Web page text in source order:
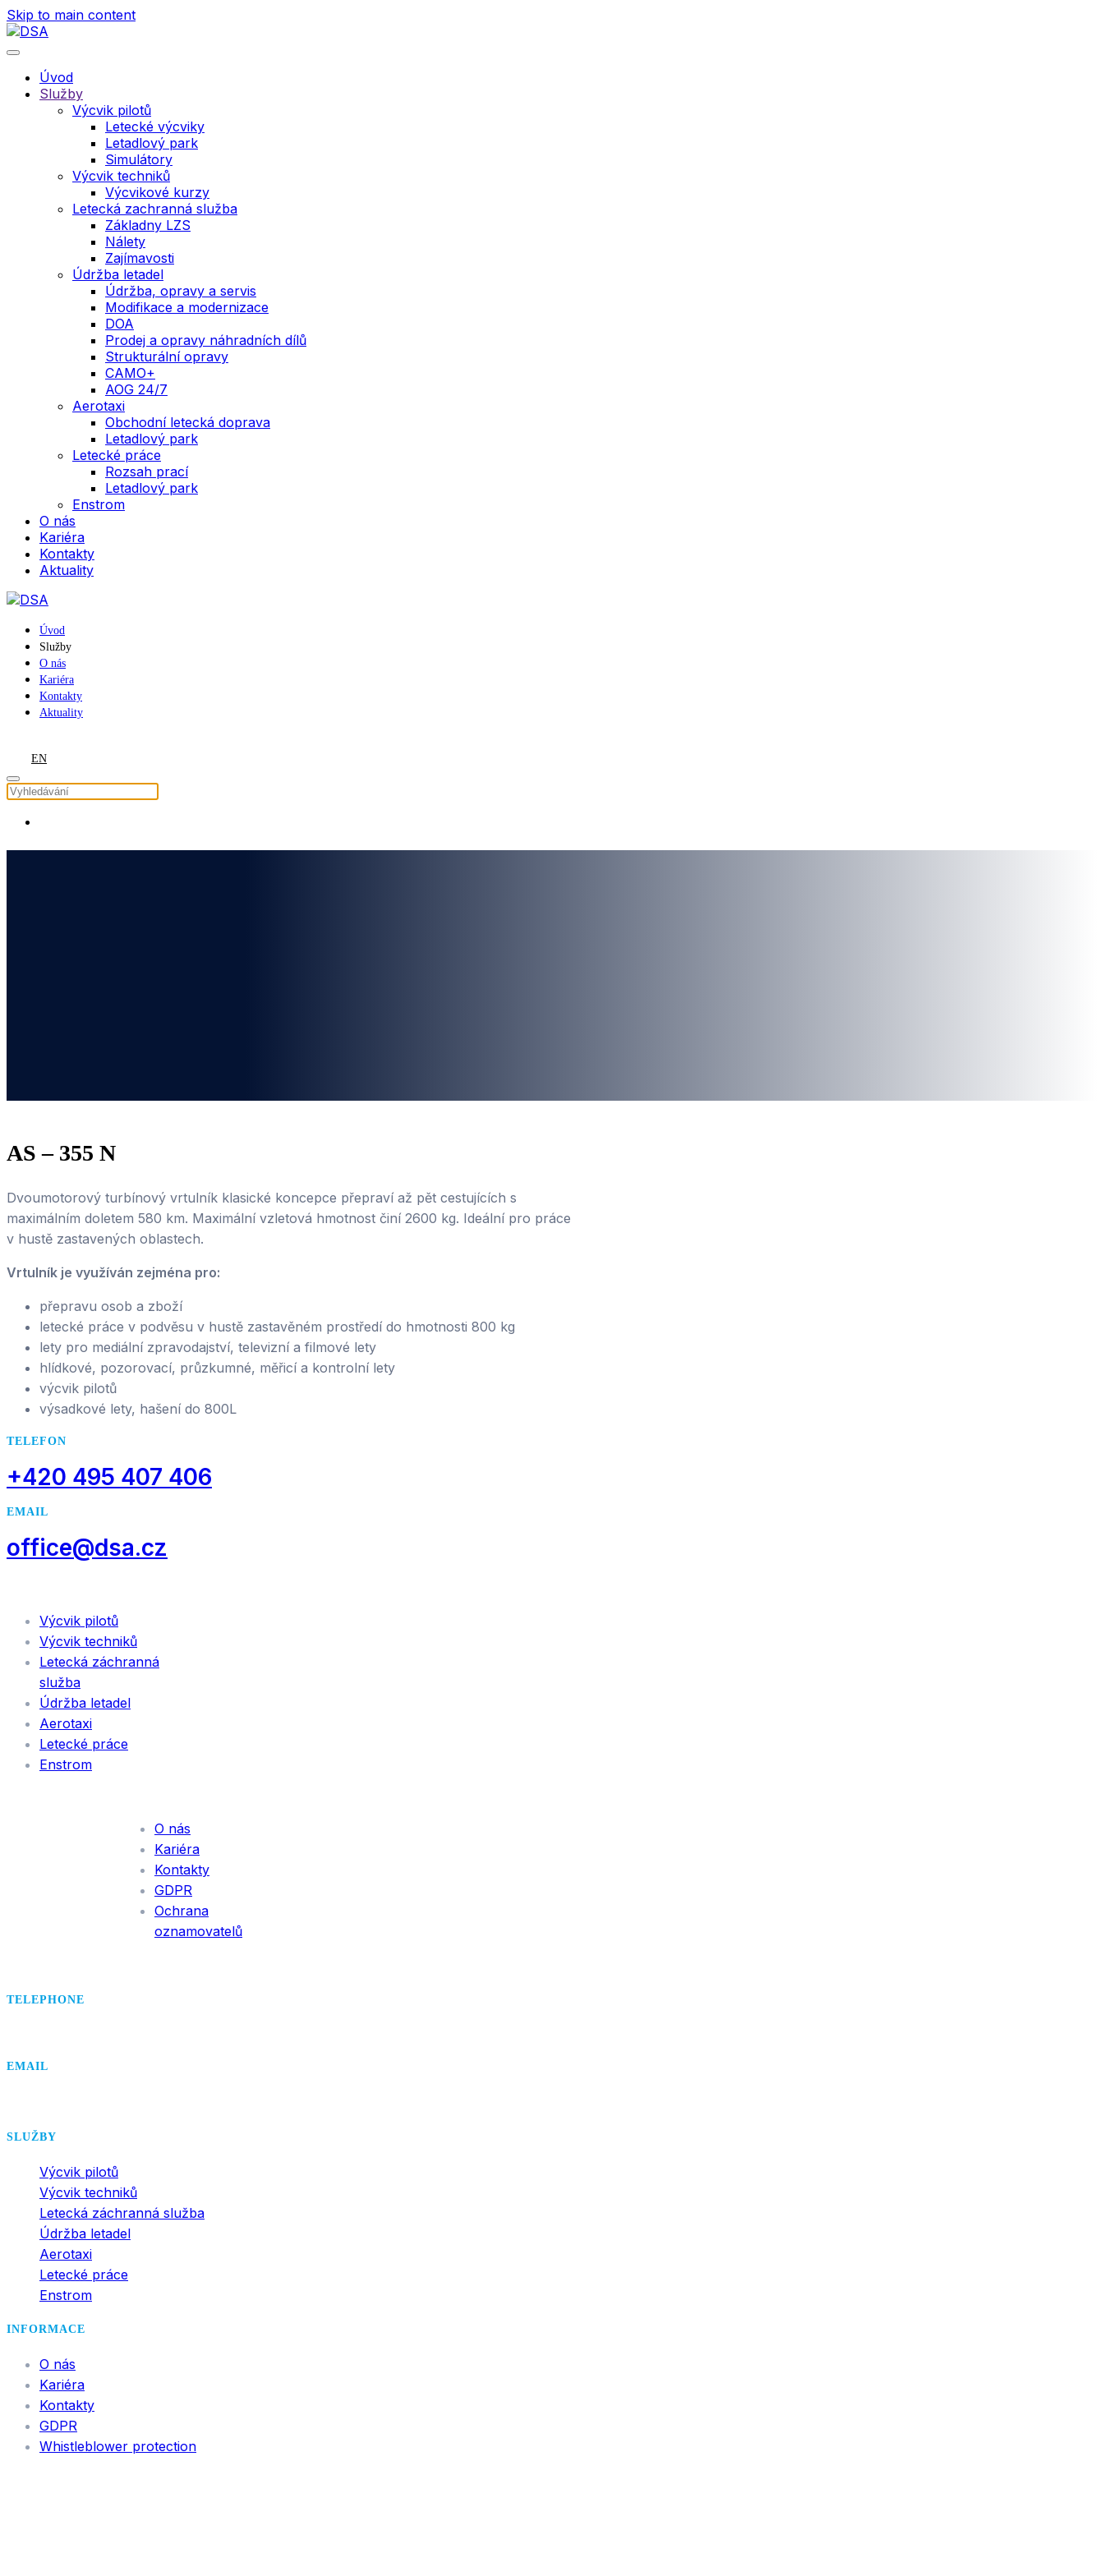
Skip to main content
Úvod
Služby
Výcvik pilotů
Letecké výcviky
Letadlový park
Simulátory
Výcvik techniků
Výcvikové kurzy
Letecká zachranná služba
Základny LZS
Nálety
Zajímavosti
Údržba letadel
Údržba, opravy a servis
Modifikace a modernizace
DOA
Prodej a opravy náhradních dílů
Strukturální opravy
CAMO+
AOG 24/7
Aerotaxi
Obchodní letecká doprava
Letadlový park
Letecké práce
Rozsah prací
Letadlový park
Enstrom
O nás
Kariéra
Kontakty
Aktuality
Úvod
Služby
O nás
Kariéra
Kontakty
Aktuality
EN
AS – 355 N
Dvoumotorový turbínový vrtulník klasické koncepce přepraví až pět cestujících s
maximálním doletem 580 km. Maximální vzletová hmotnost činí 2600 kg. Ideální pro práce
v hustě zastavených oblastech.
Vrtulník je využíván zejména pro:
přepravu osob a zboží
letecké práce v podvěsu v hustě zastavěném prostředí do hmotnosti 800 kg
lety pro mediální zpravodajství, televizní a filmové lety
hlídkové, pozorovací, průzkumné, měřicí a kontrolní lety
výcvik pilotů
výsadkové lety, hašení do 800L
TELEFON
+420 495 407 406
EMAIL
office@dsa.cz
Výcvik pilotů
Výcvik techniků
Letecká záchranná
služba
Údržba letadel
Aerotaxi
Letecké práce
Enstrom
O nás
Kariéra
Kontakty
GDPR
Ochrana
oznamovatelů
TELEPHONE
EMAIL
SLUŽBY
Výcvik pilotů
Výcvik techniků
Letecká záchranná služba
Údržba letadel
Aerotaxi
Letecké práce
Enstrom
INFORMACE
O nás
Kariéra
Kontakty
GDPR
Whistleblower protection